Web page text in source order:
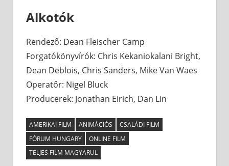
Alkotók
Rendező: Dean Fleischer Camp
Forgatókönyvírók: Chris Kekaniokalani Bright,
Dean Deblois, Chris Sanders, Mike Van Waes
Operatőr: Nigel Bluck
Producerek: Jonathan Eirich, Dan Lin
AMERIKAI FILM ANIMÁCIÓS
CSALÁDI FILM
FÓRUM HUNGARY
ONLINE FILM
TELJES FILM MAGYARUL